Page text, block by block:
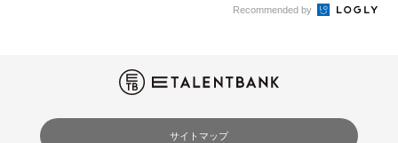
Recommended by
サイトマップ